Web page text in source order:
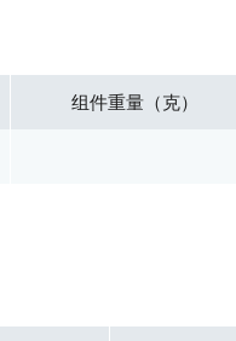
组件重量（克）